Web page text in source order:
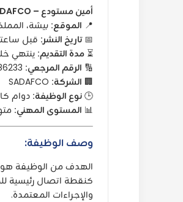
أمين مستودع – SADAFCO
📍 الموقع: بيشة،
📅تاريخ النشر: قبل
⏳ مدة التقديم: ينتهي
🔢 الرقم المرجعي:
🏢 الشركة:
🕒 نوع الوظيفة: دوام
📊 المستوى المهني:
وصف الوظيفة:
الهدف من الوظيفة
كنقطة اتصال رئيسية
والإجراءات المعتمدة.